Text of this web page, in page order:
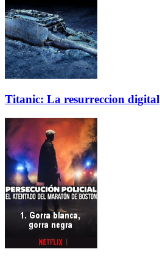
Titanic: La resurreccion digital